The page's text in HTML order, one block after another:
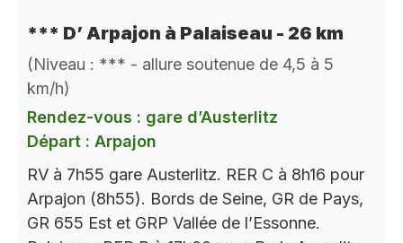
*** D’ Arpajon à Palaiseau - 26 km
(Niveau : *** - allure soutenue de 4,5 à 5
km/h)
Rendez-vous : gare d’Austerlitz
Départ : Arpajon
RV à 7h55 gare Austerlitz. RER C à 8h16 pour
Arpajon (8h55). Bords de Seine, GR de Pays,
GR 655 Est et GRP Vallée de l’Essonne.